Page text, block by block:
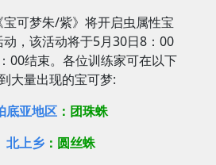
可梦朱/紫》将开启虫属性宝
，该活动将于5月30日8：00
00结束。各位训练家可在以下
大量出现的宝可梦:
底亚地区 ：团珠蛛
北上乡 ：圆丝蛛